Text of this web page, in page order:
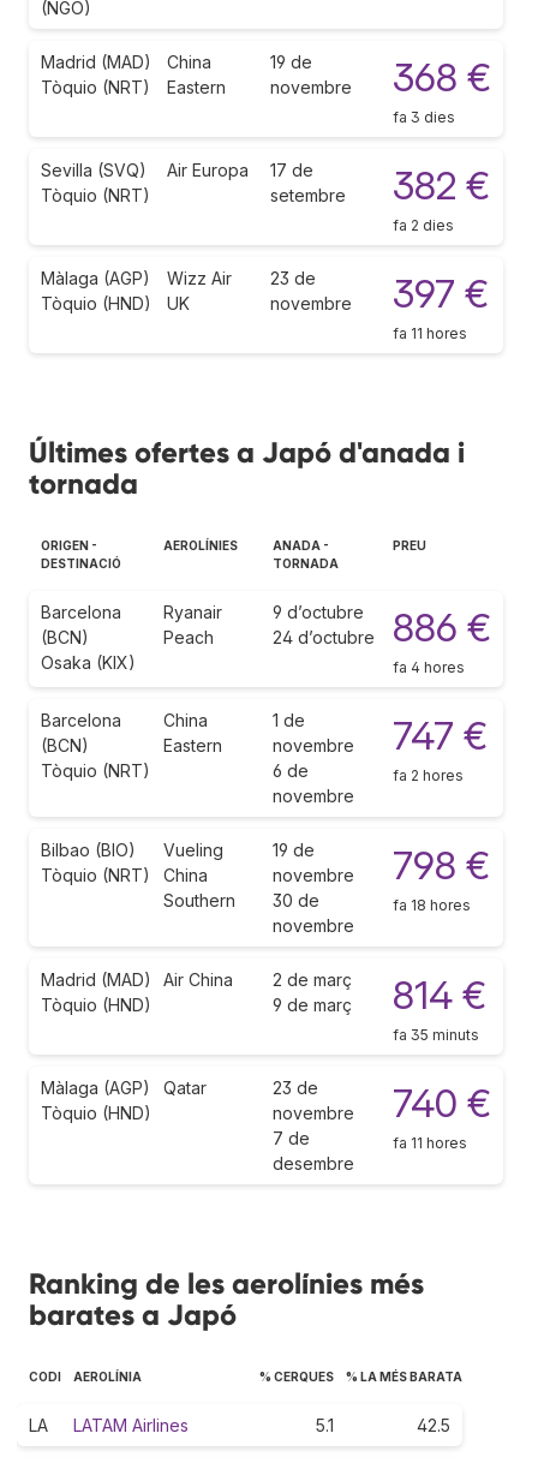
(NGO)
Madrid (MAD)
Tòquio (NRT)
China
Eastern
19 de
novembre
368 €
fa 3 dies
Sevilla (SVQ)
Tòquio (NRT)
Air Europa
17 de
setembre
382 €
fa 2 dies
Màlaga (AGP)
Tòquio (HND)
Wizz Air
UK
23 de
novembre
397 €
fa 11 hores
Últimes ofertes a Japó d'anada i
tornada
ORIGEN -
DESTINACIÓ
AEROLÍNIES
ANADA -
TORNADA
PREU
Barcelona
(BCN)
Osaka (KIX)
Ryanair
Peach
9 d’octubre
24 d’octubre
886 €
fa 4 hores
Barcelona
(BCN)
Tòquio (NRT)
China
Eastern
1 de
novembre
6 de
novembre
747 €
fa 2 hores
Bilbao (BIO)
Tòquio (NRT)
Vueling
China
Southern
19 de
novembre
30 de
novembre
798 €
fa 18 hores
Madrid (MAD)
Tòquio (HND)
Air China
2 de març
9 de març
814 €
fa 35 minuts
Màlaga (AGP)
Tòquio (HND)
Qatar
23 de
novembre
7 de
desembre
740 €
fa 11 hores
Ranking de les aerolínies més
barates a Japó
CODI AEROLÍNIA % CERQUES % LA MÉS BARATA
LA LATAM Airlines 5.1 42.5